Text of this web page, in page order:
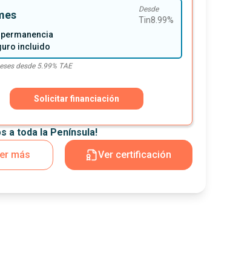
Desde
Tin8.99%
incluido
desde 5.99% TAE
Solicitar financiación
a toda la Península!
más
Ver certificación